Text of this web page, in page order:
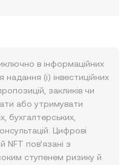
в інформаційних
(i) інвестиційних
закликів чи
або утримувати
бухгалтерських,
Цифрові
NFT пов’язані з
ступенем ризику й